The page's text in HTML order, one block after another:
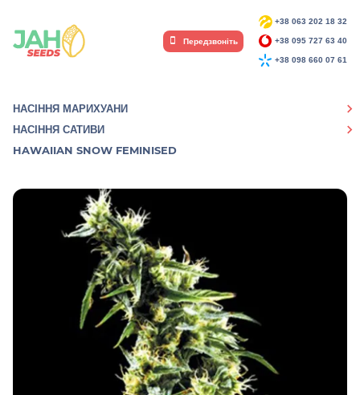
+38 063 202 18 32
+38 095 727 63 40
+38 098 660 07 61
Передзвоніть
НАСІННЯ МАРИХУАНИ
НАСІННЯ САТИВИ
HAWAIIAN SNOW FEMINISED